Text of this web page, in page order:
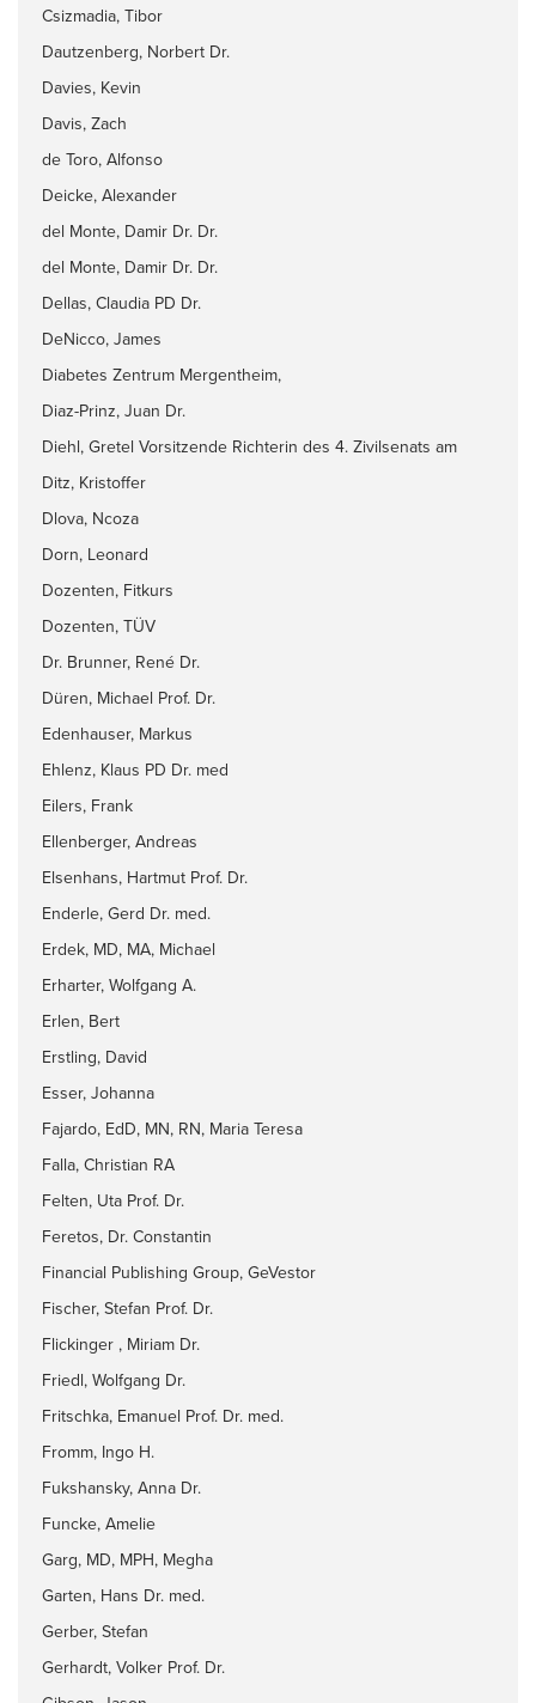
Csizmadia, Tibor
Dautzenberg, Norbert Dr.
Davies, Kevin
Davis, Zach
de Toro, Alfonso
Deicke, Alexander
del Monte, Damir Dr. Dr.
del Monte, Damir Dr. Dr.
Dellas, Claudia PD Dr.
DeNicco, James
Diabetes Zentrum Mergentheim,
Diaz-Prinz, Juan Dr.
Diehl, Gretel Vorsitzende Richterin des 4. Zivilsenats am
OLG Frankfurt
Ditz, Kristoffer
Dlova, Ncoza
Dorn, Leonard
Dozenten, Fitkurs
Dozenten, TÜV
Dr. Brunner, René Dr.
Düren, Michael Prof. Dr.
Edenhauser, Markus
Ehlenz, Klaus PD Dr. med
Eilers, Frank
Ellenberger, Andreas
Elsenhans, Hartmut Prof. Dr.
Enderle, Gerd Dr. med.
Erdek, MD, MA, Michael
Erharter, Wolfgang A.
Erlen, Bert
Erstling, David
Esser, Johanna
Fajardo, EdD, MN, RN, Maria Teresa
Falla, Christian RA
Felten, Uta Prof. Dr.
Feretos, Dr. Constantin
Financial Publishing Group, GeVestor
Fischer, Stefan Prof. Dr.
Flickinger , Miriam Dr.
Friedl, Wolfgang Dr.
Fritschka, Emanuel Prof. Dr. med.
Fromm, Ingo H.
Fukshansky, Anna Dr.
Funcke, Amelie
Garg, MD, MPH, Megha
Garten, Hans Dr. med.
Gerber, Stefan
Gerhardt, Volker Prof. Dr.